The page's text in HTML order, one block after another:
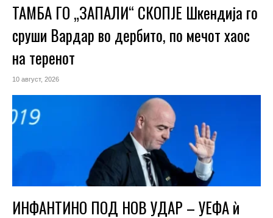
ТАМБА ГО „ЗАПАЛИ“ СКОПЈЕ Шкендија го
сруши Вардар во дербито, по мечот хаос
на теренот
10 август, 2026
ИНФАНТИНО ПОД НОВ УДАР – УЕФА ѝ